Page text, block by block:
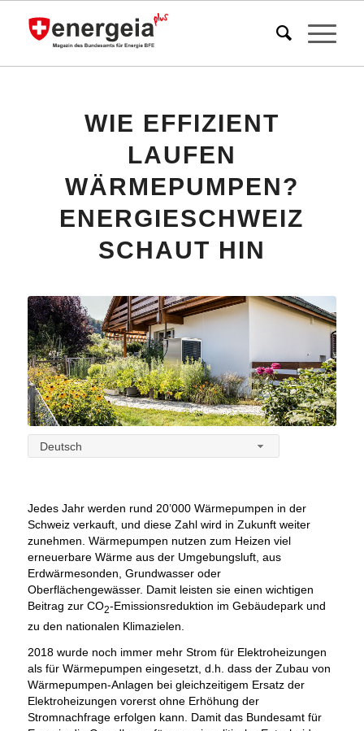
WIE EFFIZIENT
LAUFEN
WÄRMEPUMPEN?
ENERGIESCHWEIZ
SCHAUT HIN
Deutsch
Jedes Jahr werden rund 20’000 Wärmepumpen in der
Schweiz verkauft, und diese Zahl wird in Zukunft weiter
zunehmen. Wärmepumpen nutzen zum Heizen viel
erneuerbare Wärme aus der Umgebungsluft, aus
Erdwärmesonden, Grundwasser oder
Oberflächengewässer. Damit leisten sie einen wichtigen
Beitrag zur CO2-Emissionsreduktion im Gebäudepark und
zu den nationalen Klimazielen.
2018 wurde noch immer mehr Strom für Elektroheizungen
als für Wärmepumpen eingesetzt, d.h. dass der Zubau von
Wärmepumpen-Anlagen bei gleichzeitigem Ersatz der
Elektroheizungen vorerst ohne Erhöhung der
Stromnachfrage erfolgen kann. Damit das Bundesamt für